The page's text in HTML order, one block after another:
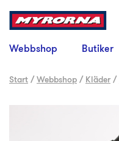
Webbshop Butiker
Start /Webbshop / Kläder /